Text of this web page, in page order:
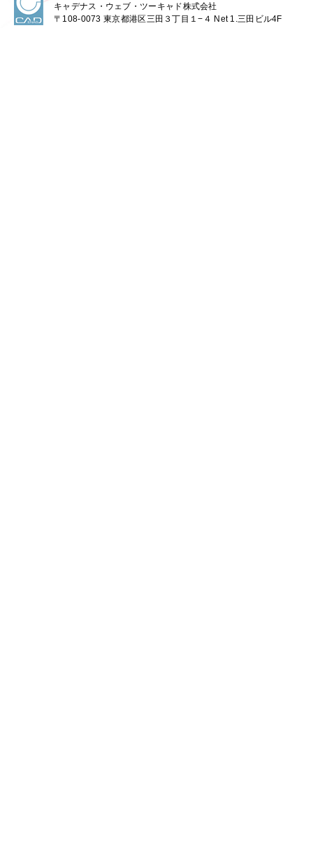
キャデナス・ウェブ・ツーキャド株式会社
〒108-0073 東京都港区三田３丁目１−４ Net 1.三田ビル4F